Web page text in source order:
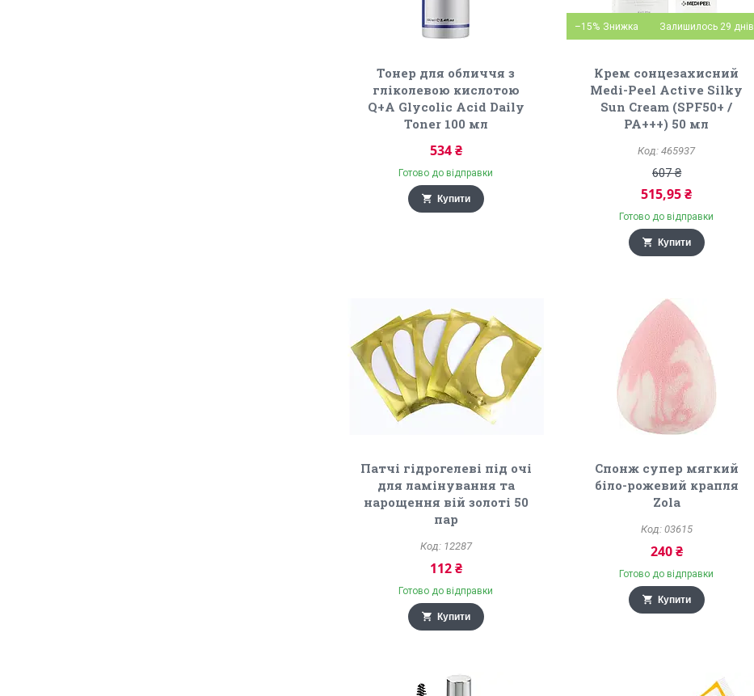
Тонер для обличчя з
гліколевою кислотою
Q+A Glycolic Acid Daily
Toner 100 мл
534 ₴
Готово до відправки
Купити
–15% Залишилось 29 днів
Крем сонцезахисний
Medi-Peel Active Silky
Sun Cream (SPF50+ /
PA+++) 50 мл
465937
607 ₴
515,95 ₴
Готово до відправки
Купити
Патчі гідрогелеві під очі
для ламінування та
нарощення вій золоті 50
пар
12287
112 ₴
Готово до відправки
Купити
Спонж супер мягкий
біло-рожевий крапля
Zola
03615
240 ₴
Готово до відправки
Купити